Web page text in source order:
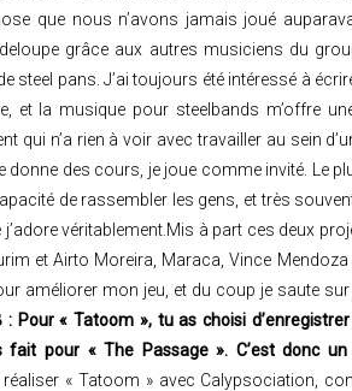
que nous n’avons jamais joué
grâce aux autres musiciens du
steel pans. J’ai toujours été intéressé à
et la musique pour steelbands m’offre
qui n’a rien à voir avec travailler au sein
donne des cours, je joue comme invité. Le
de rassembler les gens, et très
véritablement.Mis à part ces deux
et Airto Moreira, Maraca, Vince
améliorer mon jeu, et du coup je saute
: Pour « Tatoom », tu as choisi
pour « The Passage ». C’est donc
« Tatoom » avec Calypsociation,